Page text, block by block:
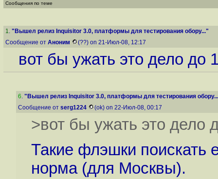
Сообщения по теме
1. "Вышел релиз Inquisitor 3.0, платформы для тестирования обору..."
Сообщение от Аноним (??) on 21-Июл-08, 12:17
вот бы ужать это дело до
6. "Вышел релиз Inquisitor 3.0, платформы для тестирования
Сообщение от serg1224 (ok) on 22-Июл-08, 00:17
>вот бы ужать это дело
Такие флэшки
норма (для Москвы).